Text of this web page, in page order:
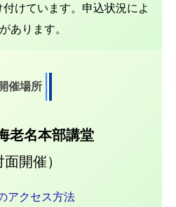
けています。申込状況によ
あります。
催場所
老名本部講堂
面開催）
アクセス方法